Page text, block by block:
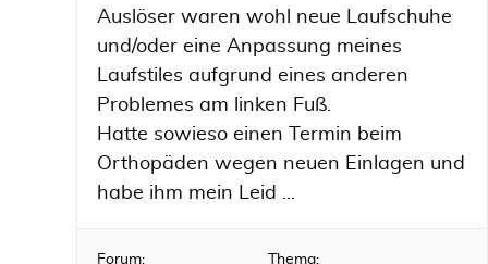
Auslöser waren wohl neue Laufschuhe
und/oder eine Anpassung meines
Laufstiles aufgrund eines anderen
Problemes am linken Fuß.
Hatte sowieso einen Termin beim
Orthopäden wegen neuen Einlagen und
habe ihm mein Leid ...
Forum:
Thema: